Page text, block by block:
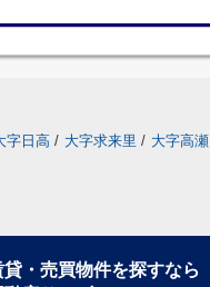
字日高 / 大字求来里 / 大字高瀬
貸・売買物件を探すなら